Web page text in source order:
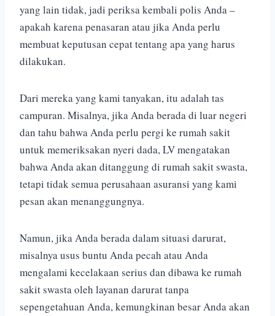
yang lain tidak, jadi periksa kembali polis Anda –
apakah karena penasaran atau jika Anda perlu
membuat keputusan cepat tentang apa yang harus
dilakukan.
Dari mereka yang kami tanyakan, itu adalah tas
campuran. Misalnya, jika Anda berada di luar negeri
dan tahu bahwa Anda perlu pergi ke rumah sakit
untuk memeriksakan nyeri dada, LV mengatakan
bahwa Anda akan ditanggung di rumah sakit swasta,
tetapi tidak semua perusahaan asuransi yang kami
pesan akan menanggungnya.
Namun, jika Anda berada dalam situasi darurat,
misalnya usus buntu Anda pecah atau Anda
mengalami kecelakaan serius dan dibawa ke rumah
sakit swasta oleh layanan darurat tanpa
sepengetahuan Anda, kemungkinan besar Anda akan